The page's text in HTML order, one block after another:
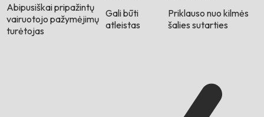
Abipusiškai pripažintų
vairuotojo pažymėjimų
turėtojas
Gali būti
atleistas
Priklauso nuo kilmės
šalies sutarties